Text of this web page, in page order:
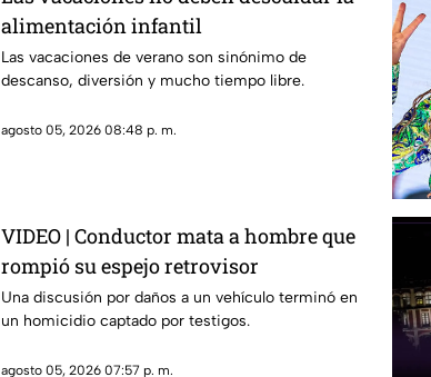
alimentación infantil
Las vacaciones de verano son sinónimo de
descanso, diversión y mucho tiempo libre.
agosto 05, 2026 08:48 p. m.
VIDEO | Conductor mata a hombre que
rompió su espejo retrovisor
Una discusión por daños a un vehículo terminó en
un homicidio captado por testigos.
agosto 05, 2026 07:57 p. m.